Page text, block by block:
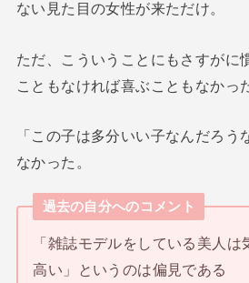
ない見た目の女性が来ただけ。
ただ、こういうことにもさすがに
こともなければ喜ぶこともなかっ
「この子は多分いい子なんだろう
なかった。
過去の自分へのコメント
「雑誌モデルをしている美人
高い」というのは偏見である